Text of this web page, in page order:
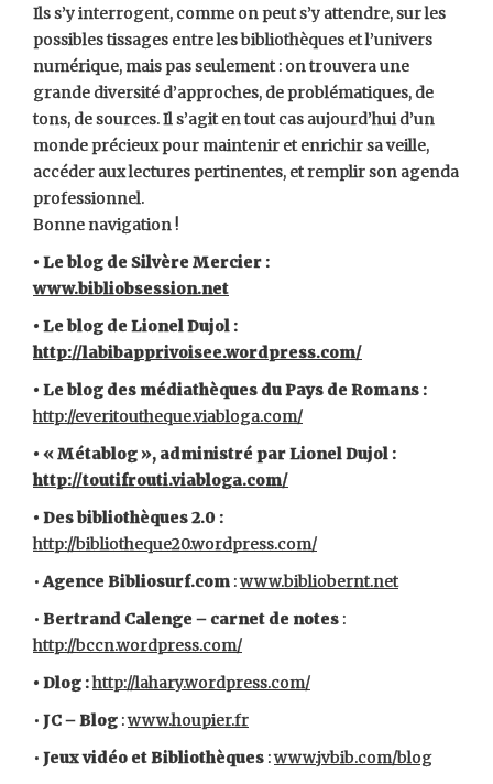
Ils s’y interrogent, comme on peut s’y attendre, sur les
possibles tissages entre les bibliothèques et l’univers
numérique, mais pas seulement : on trouvera une
grande diversité d’approches, de problématiques, de
tons, de sources. Il s’agit en tout cas aujourd’hui d’un
monde précieux pour maintenir et enrichir sa veille,
accéder aux lectures pertinentes, et remplir son agenda
professionnel.
Bonne navigation !
• Le blog de Silvère Mercier :
www.bibliobsession.net
• Le blog de Lionel Dujol :
http://labibapprivoisee.wordpress.com/
• Le blog des médiathèques du Pays de Romans :
http://everitoutheque.viabloga.com/
• « Métablog », administré par Lionel Dujol :
http://toutifrouti.viabloga.com/
• Des bibliothèques 2.0 :
http://bibliotheque20.wordpress.com/
•Agence Bibliosurf.com :www.bibliobernt.net
• Bertrand Calenge – carnet de notes :
http://bccn.wordpress.com/
• Dlog :http://lahary.wordpress.com/
• JC – Blog :www.houpier.fr
• Jeux vidéo et Bibliothèques :www.jvbib.com/blog